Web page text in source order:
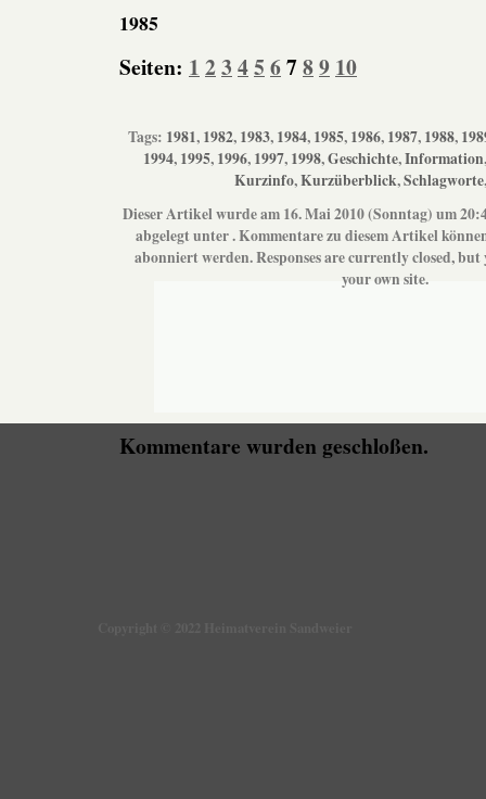
1985
Seiten: 1 23 45 6789 10
Tags: 1981, 1982, 1983, 1984, 1985, 1986, 1987, 1988,
1994, 1995, 1996, 1997, 1998,Geschichte,Information
Kurzinfo,Kurzüberblick,Schlagworte
Dieser Artikel wurde am 16. Mai 2010 (Sonntag) um
abgelegt unter . Kommentare zu diesem Artikel
abonniert werden. Responses are currently closed, but
your own site.
Kommentare wurden geschloßen.